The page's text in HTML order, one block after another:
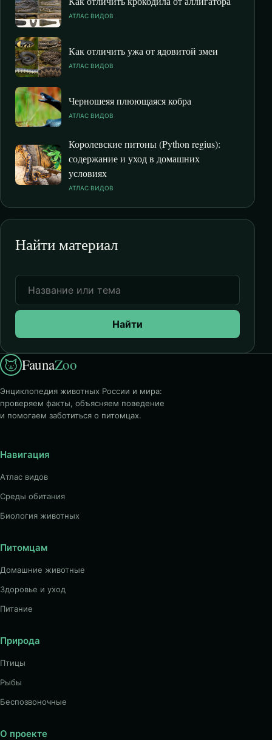
АТЛАС ВИДОВ
Как отличить ужа от ядовитой змеи
АТЛАС ВИДОВ
Черношеяя плюющаяся кобра
АТЛАС ВИДОВ
Королевские питоны (Python regius):
содержание и уход в домашних
условиях
АТЛАС ВИДОВ
Найти материал
Найти
FaunaZoo
Энциклопедия животных России и мира:
проверяем факты, объясняем поведение
и помогаем заботиться о питомцах.
Навигация
Атлас видов
Среды обитания
Биология животных
Питомцам
Домашние животные
Здоровье и уход
Питание
Природа
Птицы
Рыбы
Беспозвоночные
О проекте